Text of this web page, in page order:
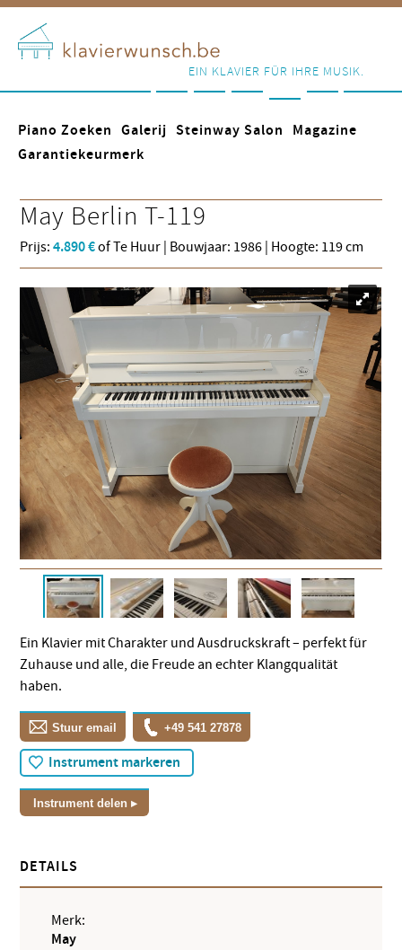
EIN KLAVIER FÜR IHRE MUSIK.
Piano Zoeken Galerij Steinway Salon
Magazine
Garantiekeurmerk
May Berlin T-119
Prijs:4.890 €of Te Huur | Bouwjaar: 1986 | Hoogte: 119 cm
Ein Klavier mit Charakter und Ausdruckskraft – perfekt für
Zuhause und alle, die Freude an echter Klangqualität
haben.
Stuur email +49 541 27878
Instrument markeren
Instrument delen
DETAILS
Merk:
May